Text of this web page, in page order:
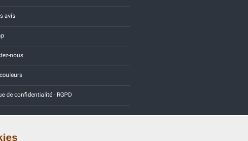
avis
nous
de confidentialité - RGPD